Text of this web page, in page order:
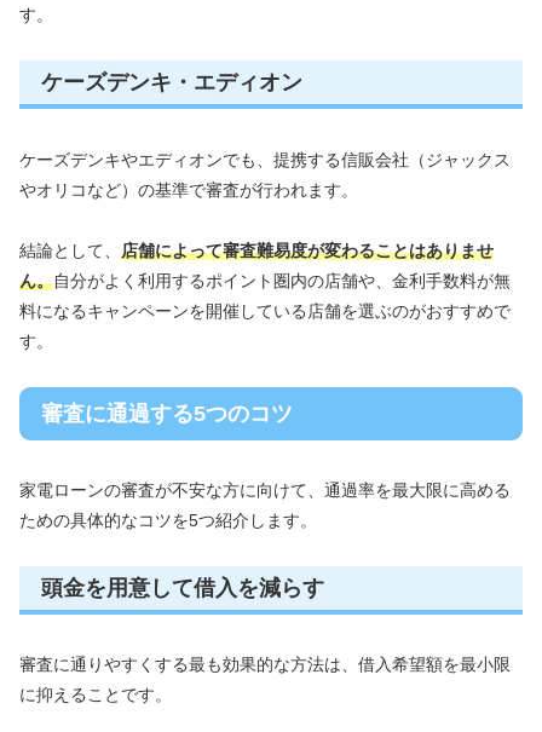
す。
ケーズデンキ・エディオン
ケーズデンキやエディオンでも、提携する信販会社（ジャックス
やオリコなど）の基準で審査が行われます。
結論として、 店舗によって審査難易度が変わることはありませ
ん。自分がよく利用するポイント圏内の店舗や、金利手数料が無
料になるキャンペーンを開催している店舗を選ぶのがおすすめで
す。
審査に通過する5つのコツ
家電ローンの審査が不安な方に向けて、通過率を最大限に高める
ための具体的なコツを5つ紹介します。
頭金を用意して借入を減らす
審査に通りやすくする最も効果的な方法は、借入希望額を最小限
に抑えることです。